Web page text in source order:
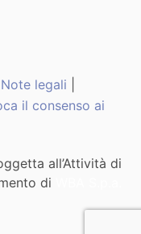
Note legali
il consenso ai
all’Attività di
di